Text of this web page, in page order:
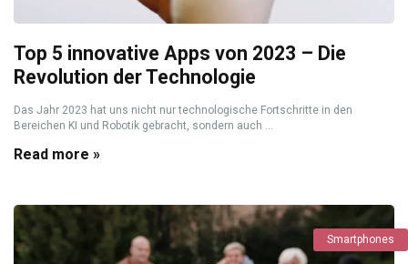
Top 5 innovative Apps von 2023 – Die
Revolution der Technologie
Das Jahr 2023 hat uns nicht nur technologische Fortschritte in den
Bereichen KI und Robotik gebracht, sondern auch ...
Read more »
Smartphones